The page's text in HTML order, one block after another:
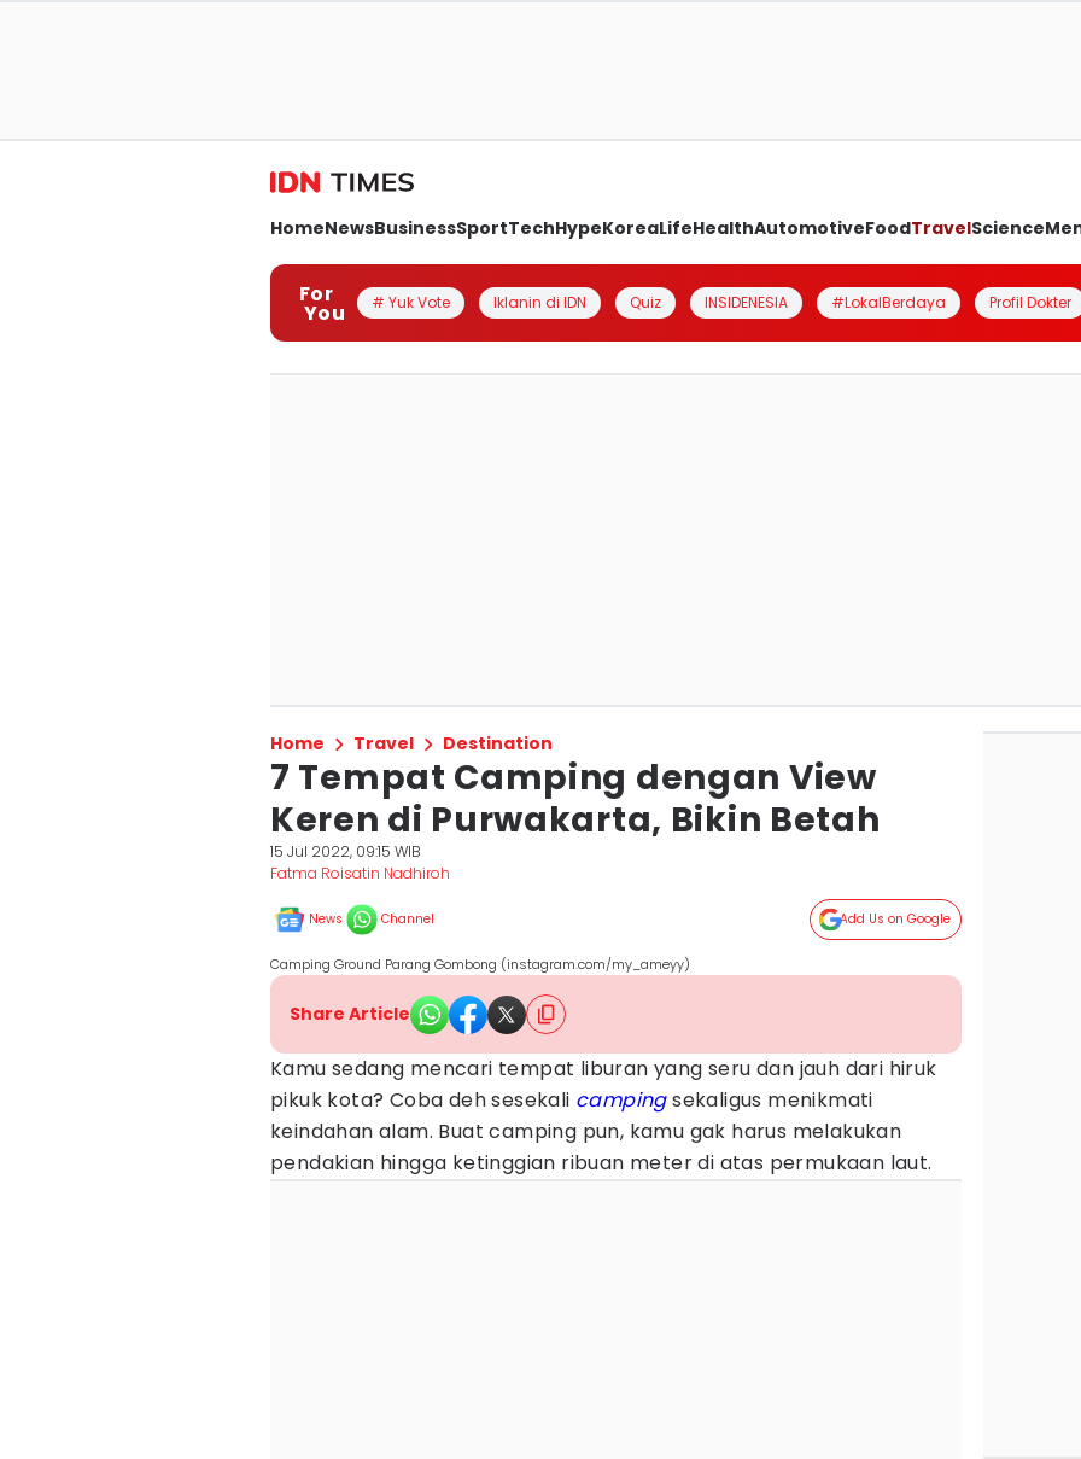
HomeNewsBusinessSportTechHypeKoreaLifeHealthAutomotiveFoodTravelScience
For
You # Yuk Vote Iklanin di IDN Quiz INSIDENESIA #LokalBerdaya Profil Dokter
Home Travel Destination
7 Tempat Camping dengan View
Keren di Purwakarta, Bikin Betah
15 Jul 2022, 09:15 WIB
Fatma Roisatin Nadhiroh
News Channel Add Us on Google
Camping Ground Parang Gombong (instagram.com/my_ameyy)
Share Article
Kamu sedang mencari tempat liburan yang seru dan jauh dari hiruk
pikuk kota? Coba deh sesekali campingsekaligus menikmati
keindahan alam. Buat camping pun, kamu gak harus melakukan
pendakian hingga ketinggian ribuan meter di atas permukaan laut.